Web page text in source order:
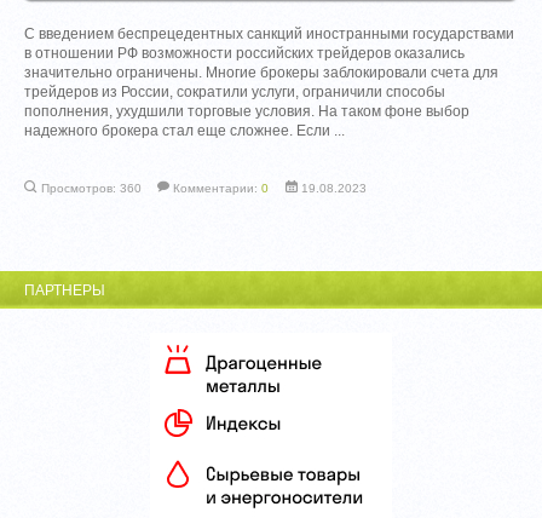
С введением беспрецедентных санкций иностранными государствами
в отношении РФ возможности российских трейдеров оказались
значительно ограничены. Многие брокеры заблокировали счета для
трейдеров из России, сократили услуги, ограничили способы
пополнения, ухудшили торговые условия. На таком фоне выбор
надежного брокера стал еще сложнее. Если ...
Просмотров: 360 Комментарии:0 19.08.2023
ПАРТНЕРЫ